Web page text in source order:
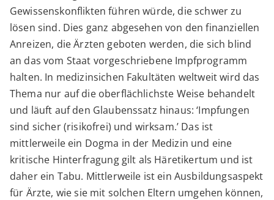
Gewissenskonflikten führen würde, die schwer zu
lösen sind. Dies ganz abgesehen von den finanziellen
Anreizen, die Ärzten geboten werden, die sich blind
an das vom Staat vorgeschriebene Impfprogramm
halten. In medizinsichen Fakultäten weltweit wird das
Thema nur auf die oberflächlichste Weise behandelt
und läuft auf den Glaubenssatz hinaus: ‘Impfungen
sind sicher (risikofrei) und wirksam.’ Das ist
mittlerweile ein Dogma in der Medizin und eine
kritische Hinterfragung gilt als Häretikertum und ist
daher ein Tabu. Mittlerweile ist ein Ausbildungsaspekt
für Ärzte, wie sie mit solchen Eltern umgehen können,